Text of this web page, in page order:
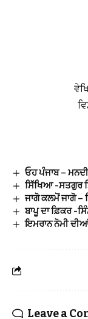
ਓਹ ਪੰਜਾਬ –
ਸਿੱਖਿਆ -ਸਤਗੁਰ
ਜਾਗੋ ਕਲਮੋਂ ਜਾਗੋ –
ਬਾਪੂ ਦਾ ਫ਼ਿਕਰ -
ਇਮਰਾਨ ਨੋਮੀ
Leave a